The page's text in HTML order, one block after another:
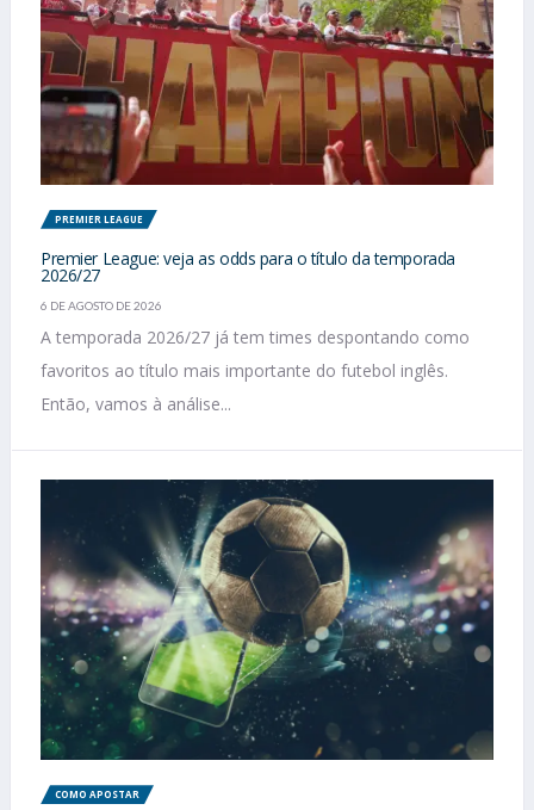
PREMIER LEAGUE
Premier League: veja as odds para o título da temporada
2026/27
6 DE AGOSTO DE 2026
A temporada 2026/27 já tem times despontando como
favoritos ao título mais importante do futebol inglês.
Então, vamos à análise...
COMO APOSTAR